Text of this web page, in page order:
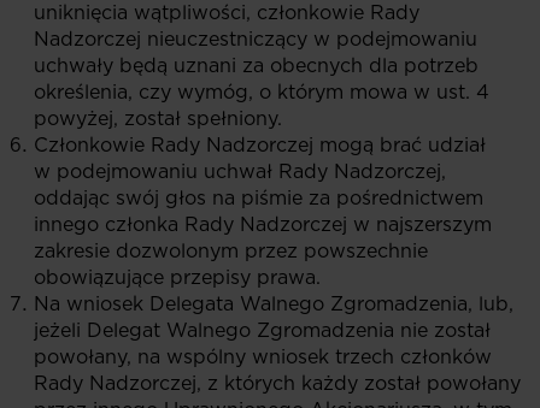
uniknięcia wątpliwości, członkowie Rady
Nadzorczej nieuczestniczący w podejmowaniu
uchwały będą uznani za obecnych dla potrzeb
określenia, czy wymóg, o którym mowa w ust. 4
powyżej, został spełniony.
Członkowie Rady Nadzorczej mogą brać udział
w podejmowaniu uchwał Rady Nadzorczej,
oddając swój głos na piśmie za pośrednictwem
innego członka Rady Nadzorczej w najszerszym
zakresie dozwolonym przez powszechnie
obowiązujące przepisy prawa.
Na wniosek Delegata Walnego Zgromadzenia, lub,
jeżeli Delegat Walnego Zgromadzenia nie został
powołany, na wspólny wniosek trzech członków
Rady Nadzorczej, z których każdy został powołany